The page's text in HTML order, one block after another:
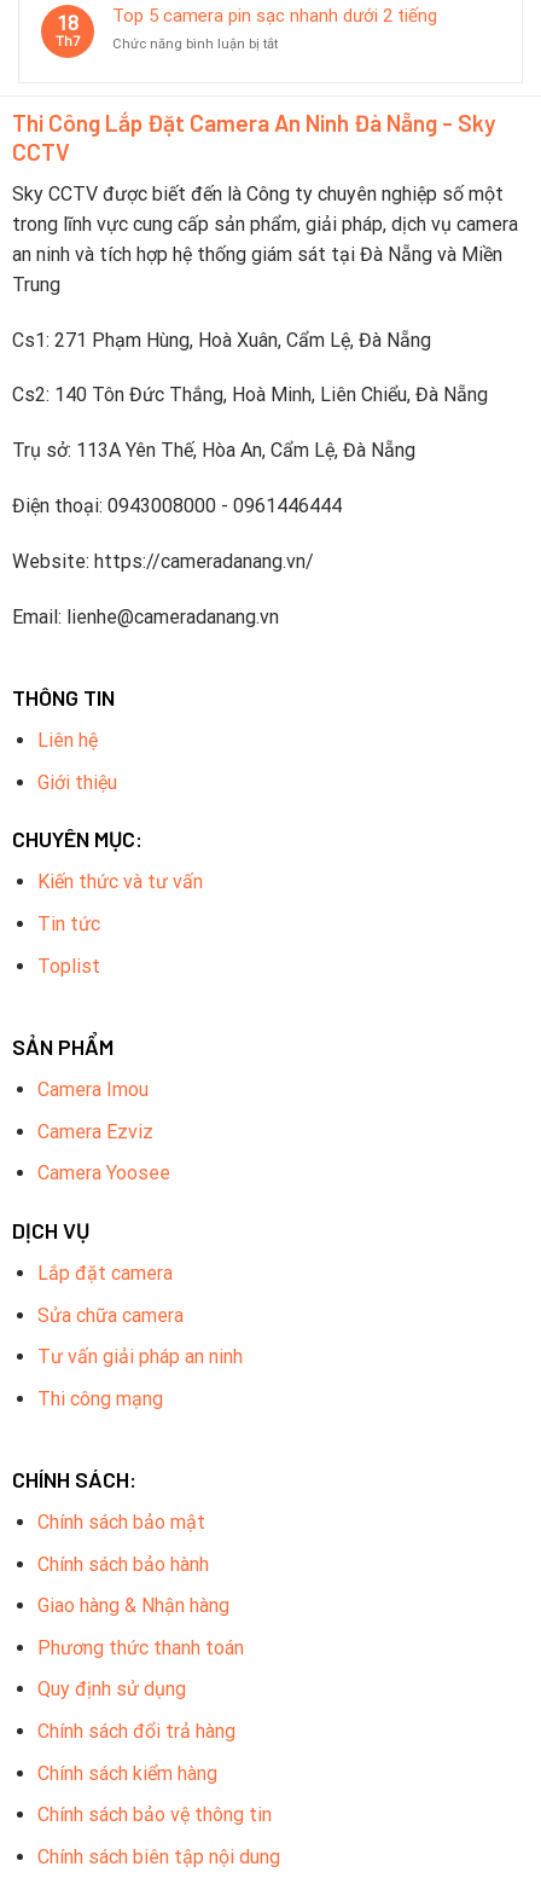
dùng
8
báo
trực
tiếp
thoại
18
Th7
Top 5 camera pin sạc nhanh dưới 2 tiếng
Chức năng bình luận bị tắtở
pin
dưới
2
tiếng
Thi Công Lắp Đặt Camera An Ninh Đà Nẵng - Sky
CCTV
Sky CCTV được biết đến là Công ty chuyên nghiệp số một
trong lĩnh vực cung cấp sản phẩm, giải pháp, dịch vụ camera
an ninh và tích hợp hệ thống giám sát tại Đà Nẵng và Miền
Trung
Cs1: 271 Phạm Hùng, Hoà Xuân, Cẩm Lệ, Đà Nẵng
Cs2: 140 Tôn Đức Thắng, Hoà Minh, Liên Chiểu, Đà Nẵng
Trụ sở: 113A Yên Thế, Hòa An, Cẩm Lệ, Đà Nẵng
Điện thoại: 0943008000 - 0961446444
Website: https://cameradanang.vn/
Email: lienhe@cameradanang.vn
THÔNG TIN
Liên hệ
Giới thiệu
CHUYÊN MỤC:
Kiến thức và tư vấn
Tin tức
Toplist
SẢN PHẨM
Camera Imou
Camera Ezviz
Camera Yoosee
DỊCH VỤ
Lắp đặt camera
Sửa chữa camera
Tư vấn giải pháp an ninh
Thi công mạng
CHÍNH SÁCH:
Chính sách bảo mật
Chính sách bảo hành
Giao hàng & Nhận hàng
Phương thức thanh toán
Quy định sử dụng
Chính sách đổi trả hàng
Chính sách kiểm hàng
Chính sách bảo vệ thông tin
Chính sách biên tập nội dung